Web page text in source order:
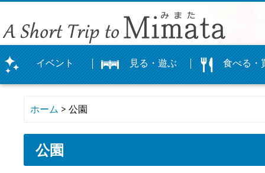
イベント 見る・遊ぶ 食べる・
ホーム > 公園
公園